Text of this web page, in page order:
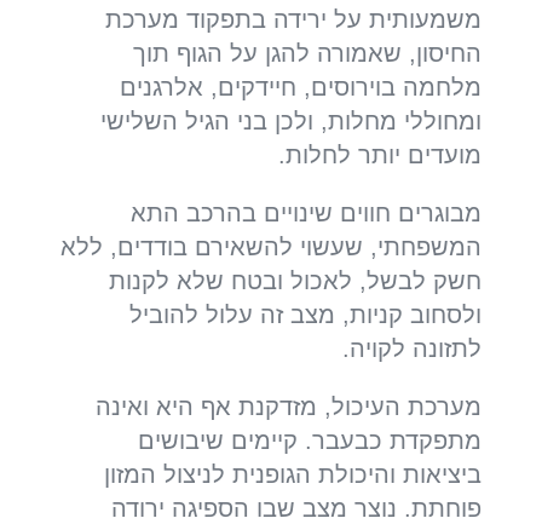
משמעותית על ירידה בתפקוד מערכת
החיסון, שאמורה להגן על הגוף תוך
מלחמה בוירוסים, חיידקים, אלרגנים
ומחוללי מחלות, ולכן בני הגיל השלישי
מועדים יותר לחלות.
מבוגרים חווים שינויים בהרכב התא
המשפחתי, שעשוי להשאירם בודדים, ללא
חשק לבשל, לאכול ובטח שלא לקנות
ולסחוב קניות, מצב זה עלול להוביל
לתזונה לקויה.
מערכת העיכול, מזדקנת אף היא ואינה
מתפקדת כבעבר. קיימים שיבושים
ביציאות והיכולת הגופנית לניצול המזון
פוחתת. נוצר מצב שבו הספיגה ירודה